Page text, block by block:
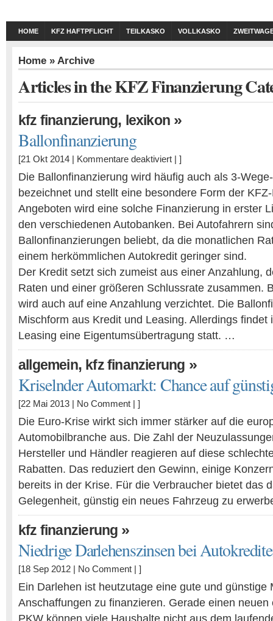
HOME KFZ HAFTPFLICHT TEILKASKO VOLLKASKO
Home » Archive
Articles in the KFZ Finanzierung
kfz finanzierung, lexikon »
Ballonfinanzierung
[21 Okt 2014 | Kommentare deaktiviert | ]
Die Ballonfinanzierung wird häufig auch als 3-
bezeichnet und stellt eine besondere Form der
Angeboten wird eine solche Finanzierung in erster
den verschiedenen Autobanken. Bei Autofahrern
Ballonfinanzierungen beliebt, da die monatlichen
einem herkömmlichen Autokredit geringer sind.
Der Kredit setzt sich zumeist aus einer Anzahlung,
Raten und einer größeren Schlussrate zusammen.
wird auch auf eine Anzahlung verzichtet. Die
Mischform aus Kredit und Leasing. Allerdings findet
Leasing eine Eigentumsübertragung statt. …
allgemein, kfz finanzierung »
Kriselnder Automarkt: Chance auf
[22 Mai 2013 | No Comment | ]
Die Euro-Krise wirkt sich immer stärker auf die
Automobilbranche aus. Die Zahl der
Hersteller und Händler reagieren auf diese
Rabatten. Das reduziert den Gewinn, einige
bereits in der Krise. Für die Verbraucher bietet das
Gelegenheit, günstig ein neues Fahrzeug zu
kfz finanzierung »
Niedrige Darlehenszinsen bei
[18 Sep 2012 | No Comment | ]
Ein Darlehen ist heutzutage eine gute und günstige
Anschaffungen zu finanzieren. Gerade einen neuen
PKW können viele Haushalte nicht aus dem